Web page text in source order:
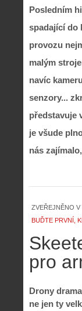
Posledním
spadající do
provozu
malým
navíc
senzory...
představuje
je všude
nás
ZVEŘEJNĚNO V
BUĎTE PRVNÍ,
pro
Drony
ne jen ty